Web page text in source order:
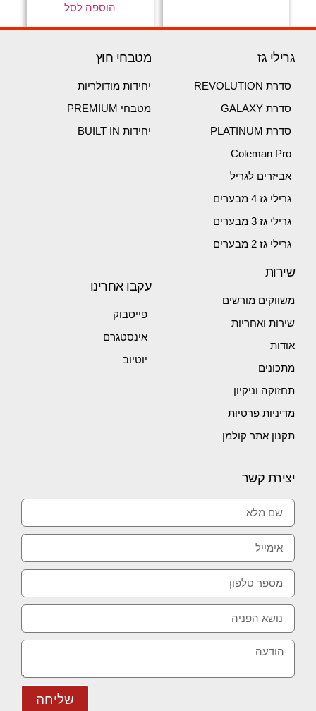
הוספה לסל
גרילי גז
סדרת REVOLUTION
סדרת GALAXY
סדרת PLATINUM
Coleman Pro
אביזרים לגריל
גרילי גז 4 מבערים
גרילי גז 3 מבערים
גרילי גז 2 מבערים
מטבחי חוץ
יחידות מודולריות
מטבחי PREMIUM
יחידות BUILT IN
שירות
משווקים מורשים
שירות ואחריות
אודות
מתכונים
תחזוקה וניקיון
מדיניות פרטיות
תקנון אתר קולמן
עקבו אחרינו
פייסבוק
אינסטגרם
יוטיוב
יצירת קשר
שליחה